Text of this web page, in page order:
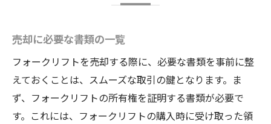
売却に必要な書類の一覧
フォークリフトを売却する際に、必要な書類を事前に整
えておくことは、スムーズな取引の鍵となります。ま
ず、フォークリフトの所有権を証明する書類が必要で
す。これには、フォークリフトの購入時に受け取った領